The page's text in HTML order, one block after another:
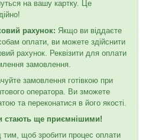
на вашу картку. Це
рахунок: Якщо ви віддаєте
оплати, ви можете здійснити
рахунок. Реквізити для оплати
замовлення.
замовлення готівкою при
оператора. Ви зможете
та переконатися в його якості.
стають ще приємнішими!
щоб зробити процес оплати